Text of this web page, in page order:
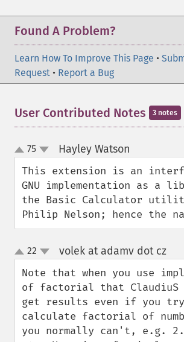
Found A Problem?
Learn How To Improve This Page •
Request • Report a Bug
User Contributed Notes 3 notes
up
down
75 Hayley Watson
This extension is an
GNU implementation as a
the Basic Calculator
Philip Nelson; hence the
up
down
22 volek at adamv dot cz¶
Note that when you use
of factorial that ClaudiuS
get results even if you
calculate factorial of
you normally can't, e.g.